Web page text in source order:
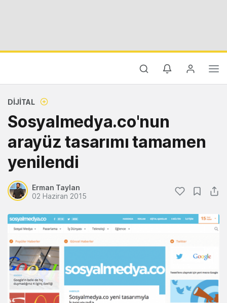
DIJITAL
Sosyalmedya.co'nun
arayüz tasarımı tamamen
yenilendi
Erman Taylan
02 Haziran 2015